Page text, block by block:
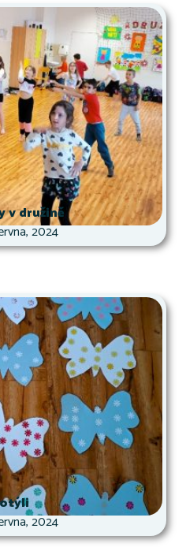
v družině
2024
2024